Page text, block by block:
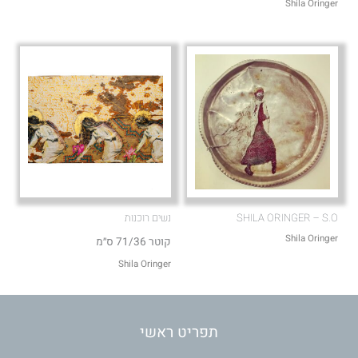
Shila Oringer
SHILA ORINGER – S.O
Shila Oringer
נשים רוכנות
קוטר 71/36 ס״מ
Shila Oringer
תפריט ראשי